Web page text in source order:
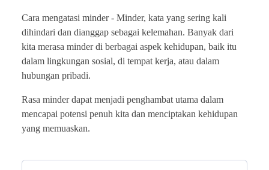
Cara mengatasi minder - Minder, kata yang sering kali
dihindari dan dianggap sebagai kelemahan. Banyak dari
kita merasa minder di berbagai aspek kehidupan, baik itu
dalam lingkungan sosial, di tempat kerja, atau dalam
hubungan pribadi.
Rasa minder dapat menjadi penghambat utama dalam
mencapai potensi penuh kita dan menciptakan kehidupan
yang memuaskan.